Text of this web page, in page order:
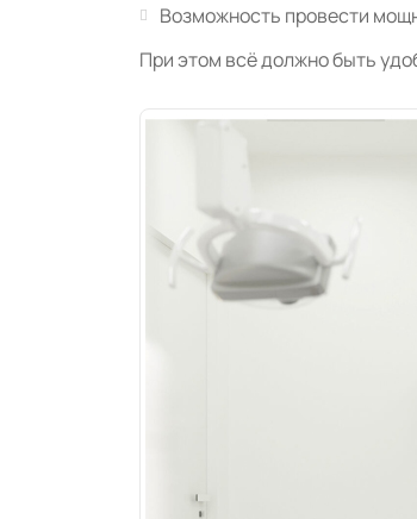
Возможность провести
При этом всё должно быть